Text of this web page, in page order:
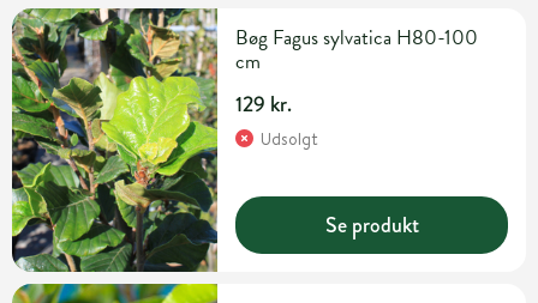
Bøg Fagus sylvatica H80-100
cm
129 kr.
Udsolgt
Se produkt